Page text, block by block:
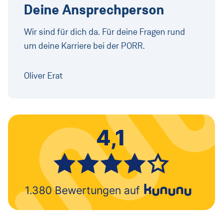
Deine Ansprechperson
Wir sind für dich da. Für deine Fragen rund
um deine Karriere bei der PORR.
Oliver Erat